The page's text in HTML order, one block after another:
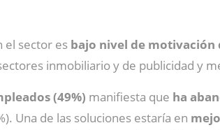
el sector es bajo nivel de motivación
inmobiliario y de publicidad y
(49%) manifiesta que ha
Una de las soluciones estaría en